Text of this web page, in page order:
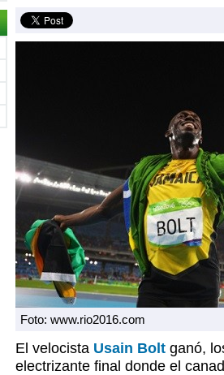
Foto: www.rio2016.com
El velocista Usain Bolt ganó,
electrizante final donde el